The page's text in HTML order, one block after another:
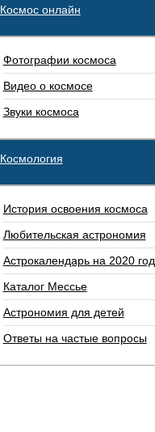
Космос онлайн
Фотографии космоса
Видео о космосе
Звуки космоса
Космология
История освоения космоса
Любительская астрономия
Астрокалендарь на 2020 год
Каталог Мессье
Астрономия для детей
Ответы на частые вопросы